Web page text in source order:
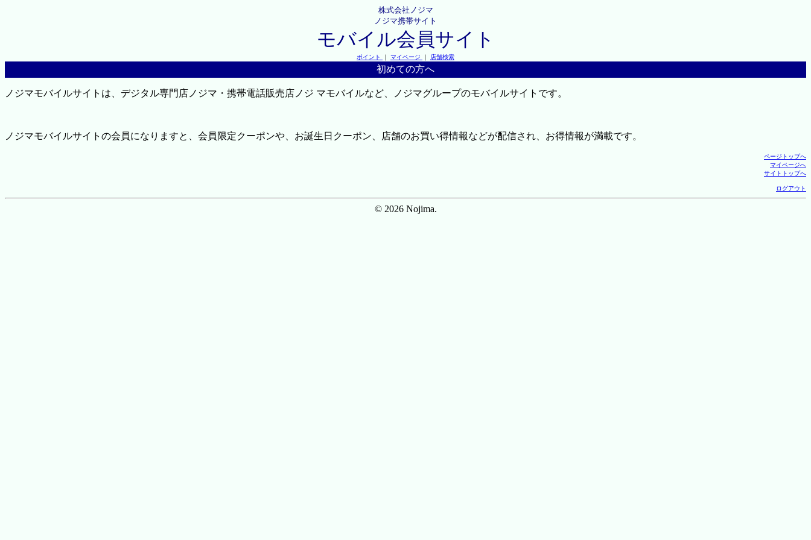
株式会社ノジマ
ノジマ携帯サイト
モバイル会員サイト
ポイント ｜ マイページ ｜ 店舗検索
初めての方へ
ノジマモバイルサイトは、デジタル専門店ノジマ・携帯電話販売店ノジ マモバイルなど、ノジマグループのモバイルサイトです。
ノジマモバイルサイトの会員になりますと、会員限定クーポンや、お誕生日クーポン、店舗のお買い得情報などが配信され、お得情報が満載です。
ページトップへ
マイページへ
サイトトップへ
ログアウト
© 2026 Nojima.